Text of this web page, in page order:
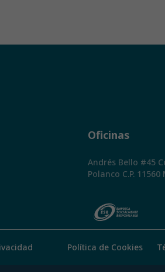
Oficinas
Andrés Bello #45
Polanco C.P. 11560
Política de Cookies